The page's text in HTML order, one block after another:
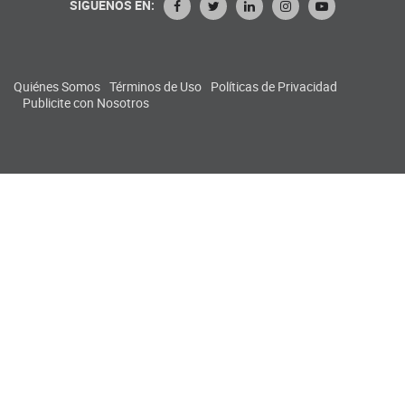
SIGUENOS EN:
Quiénes Somos Términos de Uso Políticas de Privacidad
Publicite con Nosotros